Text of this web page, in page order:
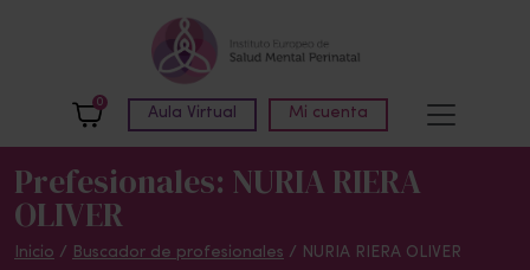
0
Aula Virtual Mi cuenta
Prefesionales: NURIA RIERA
OLIVER
Inicio / Buscador de profesionales / NURIA RIERA OLIVER